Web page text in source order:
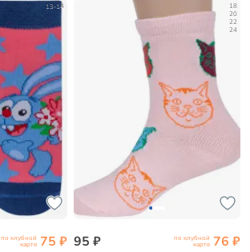
13-14
по клубной
карте 75 ₽
18
20
22
24
95 ₽ по клубной
карте 76 ₽